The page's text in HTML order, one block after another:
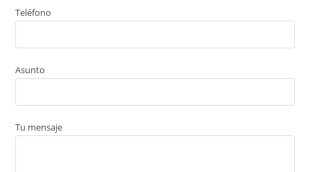
Teléfono
Asunto
Tu mensaje